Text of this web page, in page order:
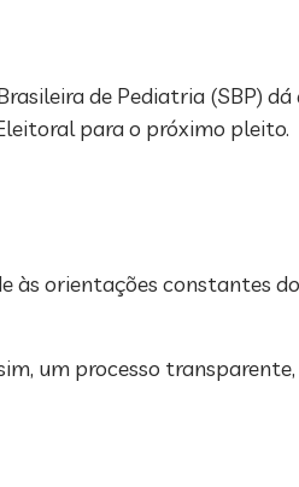
de Pediatria (SBP)
para o próximo pleito.
às orientações constantes
um processo